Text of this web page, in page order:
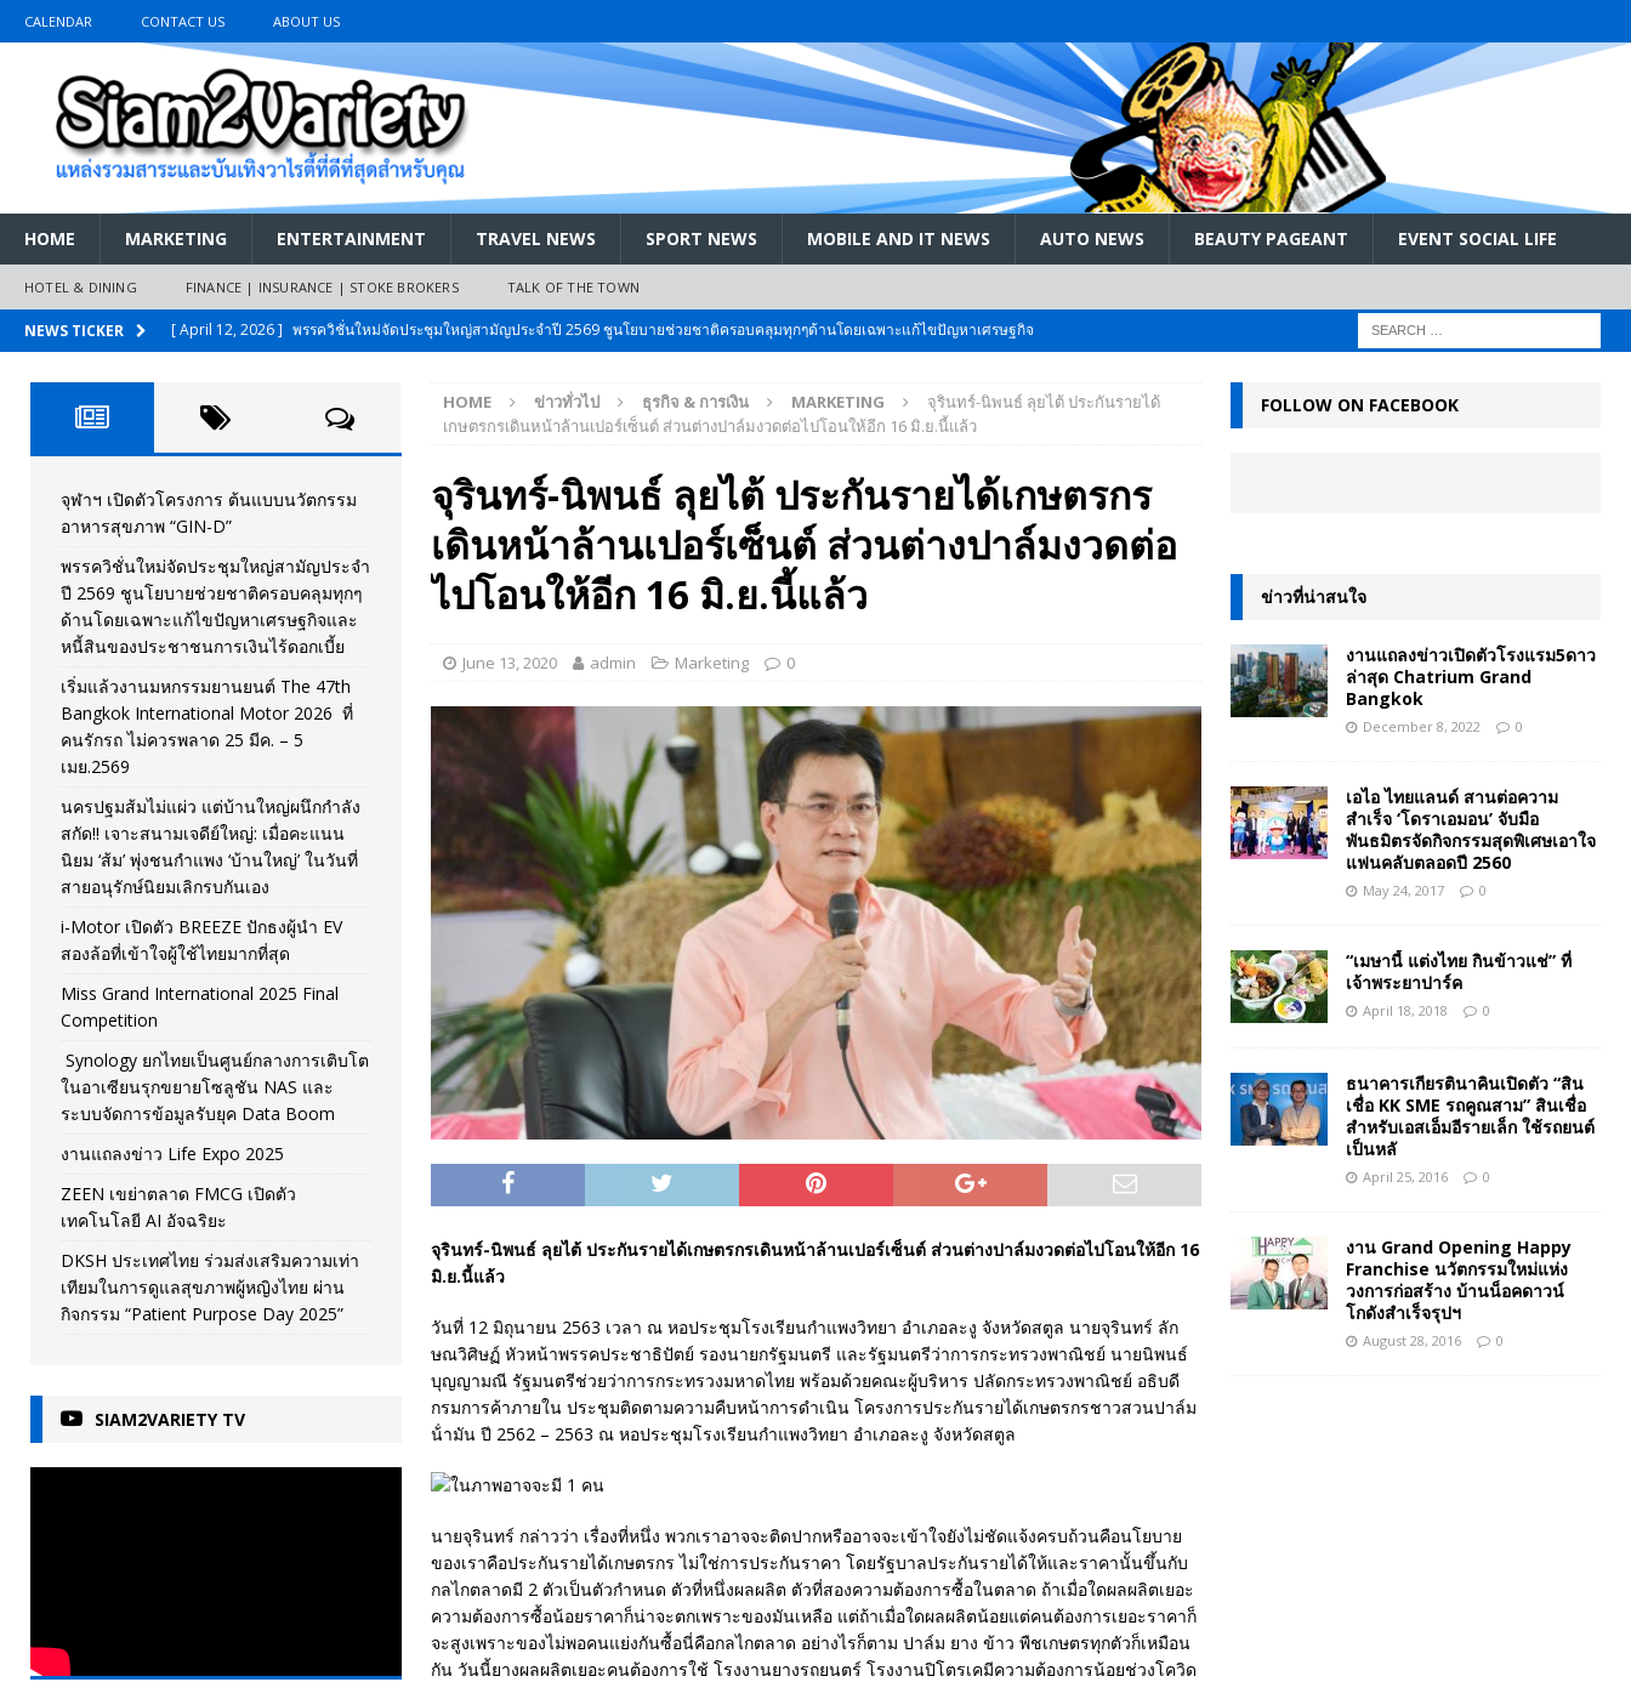
CALENDAR CONTACT US ABOUT US
HOME MARKETING ENTERTAINMENT TRAVEL NEWS SPORT NEWS MOBILE AND IT NEWS AUTO NEWS BEAUTY PAGEANT EVENT SOCIAL LIFE
HOTEL & DINING FINANCE | INSURANCE | STOKE BROKERS TALK OF THE TOWN
NEWS TICKER [ April 12, 2026 ] พรรควิชั่นใหม่จัดประชุมใหญ่สามัญประจำปี 2569 ชูนโยบายช่วยชาติครอบคลุมทุกๆด้านโดยเฉพาะแก้ไขปัญหาเศรษฐกิจ
[ March 26, 2026 ]
เริ่มแล้วงานมหกรรมยานยนต์ The 47th Bangkok International Motor 2026 ที่คนรักรถ ไม่ควรพลาด 25 มีค. – 5
เมย.2569
AUTO NEWS
[ February 10, 2026 ] นครปฐมส้มไม่แผ่ว แต่บ้านใหญ่ผนึกกำลัง สกัด!! เจาะสนามเจดีย์ใหญ่: เมื่อคะแนนนิยม ‘ส้ม’ พุ่งชนกำแพง ‘บ้านใหญ่’ ใน
วันที่สายอนุรักษ์นิยมเลิกรบกันเอง
PR NEWS
[ November 26, 2025 ] i-Motor เปิดตัว BREEZE ปักธงผู้นำ EV สองล้อที่เข้าใจผู้ใช้ไทยมากที่สุด
AUTO NEWS
[ April 30, 2026 ] จุฬาฯ เปิดตัวโครงการ ต้นแบบนวัตกรรมอาหารสุขภาพ “GIN-D”
HOME ข่าวทั่วไป ธุรกิจ & การเงิน MARKETING
จุรินทร์-นิพนธ์ ลุยไต้ ประกันรายได้
เกษตรกรเดินหน้าล้านเปอร์เซ็นต์ ส่วนต่างปาล์มงวดต่อไปโอนให้อีก 16 มิ.ย.นี้แล้ว
จุรินทร์-นิพนธ์ ลุยไต้ ประกันรายได้เกษตรกร
เดินหน้าล้านเปอร์เซ็นต์ ส่วนต่างปาล์มงวดต่อ
ไปโอนให้อีก 16 มิ.ย.นี้แล้ว
June 13, 2020 admin Marketing 0
จุรินทร์-นิพนธ์ ลุยไต้ ประกันรายได้เกษตรกรเดินหน้าล้านเปอร์เซ็นต์ ส่วนต่างปาล์มงวดต่อไปโอนให้อีก 16
มิ.ย.นี้แล้ว
วันที่ 12 มิถุนายน 2563 เวลา ณ หอประชุมโรงเรียนกําแพงวิทยา อําเภอละงู จังหวัดสตูล นายจุรินทร์ ลัก
ษณวิศิษฏ์ หัวหน้าพรรคประชาธิปัตย์ รองนายกรัฐมนตรี และรัฐมนตรีว่าการกระทรวงพาณิชย์ นายนิพนธ์
บุญญามณี รัฐมนตรีช่วยว่าการกระทรวงมหาดไทย พร้อมด้วยคณะผู้บริหาร ปลัดกระทรวงพาณิชย์ อธิบดี
กรมการค้าภายใน ประชุมติดตามความคืบหน้าการดำเนิน โครงการประกันรายได้เกษตรกรชาวสวนปาล์ม
น้ํามัน ปี 2562 – 2563 ณ หอประชุมโรงเรียนกําแพงวิทยา อําเภอละงู จังหวัดสตูล
นายจุรินทร์ กล่าวว่า เรื่องที่หนึ่ง พวกเราอาจจะติดปากหรืออาจจะเข้าใจยังไม่ชัดแจ้งครบถ้วนคือนโยบาย
ของเราคือประกันรายได้เกษตรกร ไม่ใช่การประกันราคา โดยรัฐบาลประกันรายได้ให้และราคานั้นขึ้นกับ
กลไกตลาดมี 2 ตัวเป็นตัวกำหนด ตัวที่หนึ่งผลผลิต ตัวที่สองความต้องการซื้อในตลาด ถ้าเมื่อใดผลผลิตเยอะ
ความต้องการซื้อน้อยราคาก็น่าจะตกเพราะของมันเหลือ แต่ถ้าเมื่อใดผลผลิตน้อยแต่คนต้องการเยอะราคาก็
จะสูงเพราะของไม่พอคนแย่งกันซื้อนี่คือกลไกตลาด อย่างไรก็ตาม ปาล์ม ยาง ข้าว พืชเกษตรทุกตัวก็เหมือน
กัน วันนี้ยางผลผลิตเยอะคนต้องการใช้ โรงงานยางรถยนตร์ โรงงานปิโตรเคมีความต้องการน้อยช่วงโควิด
จุฬาฯ เปิดตัวโครงการ ต้นแบบนวัตกรรม
อาหารสุขภาพ “GIN-D”
พรรควิชั่นใหม่จัดประชุมใหญ่สามัญประจำ
ปี 2569 ชูนโยบายช่วยชาติครอบคลุมทุกๆ
ด้านโดยเฉพาะแก้ไขปัญหาเศรษฐกิจและ
หนี้สินของประชาชนการเงินไร้ดอกเบี้ย
เริ่มแล้วงานมหกรรมยานยนต์ The 47th
Bangkok International Motor 2026 ที่
คนรักรถ ไม่ควรพลาด 25 มีค. – 5
เมย.2569
นครปฐมส้มไม่แผ่ว แต่บ้านใหญ่ผนึกกำลัง
สกัด!! เจาะสนามเจดีย์ใหญ่: เมื่อคะแนน
นิยม ‘ส้ม’ พุ่งชนกำแพง ‘บ้านใหญ่’ ในวันที่
สายอนุรักษ์นิยมเลิกรบกันเอง
i-Motor เปิดตัว BREEZE ปักธงผู้นำ EV
สองล้อที่เข้าใจผู้ใช้ไทยมากที่สุด
Miss Grand International 2025 Final
Competition
Synology ยกไทยเป็นศูนย์กลางการเติบโต
ในอาเซียนรุกขยายโซลูชัน NAS และ
ระบบจัดการข้อมูลรับยุค Data Boom
งานแถลงข่าว Life Expo 2025
ZEEN เขย่าตลาด FMCG เปิดตัว
เทคโนโลยี AI อัจฉริยะ
DKSH ประเทศไทย ร่วมส่งเสริมความเท่า
เทียมในการดูแลสุขภาพผู้หญิงไทย ผ่าน
กิจกรรม “Patient Purpose Day 2025”
SIAM2VARIETY TV
FOLLOW ON FACEBOOK
ข่าวที่น่าสนใจ
งานแถลงข่าวเปิดตัวโรงแรม5ดาว
ล่าสุด Chatrium Grand
Bangkok
December 8, 2022 0
เอไอ ไทยแลนด์ สานต่อความ
สำเร็จ ‘โดราเอมอน’ จับมือ
พันธมิตรจัดกิจกรรมสุดพิเศษเอาใจ
แฟนคลับตลอดปี 2560
May 24, 2017 0
“เมษานี้ แต่งไทย กินข้าวแช่” ที่
เจ้าพระยาปาร์ค
April 18, 2018 0
ธนาคารเกียรตินาคินเปิดตัว “สิน
เชื่อ KK SME รถคูณสาม” สินเชื่อ
สำหรับเอสเอ็มอีรายเล็ก ใช้รถยนต์
เป็นหลั
April 25, 2016 0
งาน Grand Opening Happy
Franchise นวัตกรรมใหม่แห่ง
วงการก่อสร้าง บ้านน็อคดาวน์
โกดังสำเร็จรุปฯ
August 28, 2016 0